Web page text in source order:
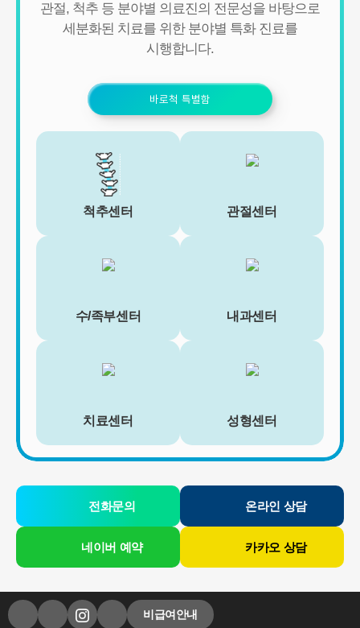
관절, 척추 등 분야별 의료진의 전문성을 바탕으로
세분화된 치료를 위한 분야별 특화 진료를
시행합니다.
바로척 특별함
척추센터 관절센터
수/족부센터 내과센터
치료센터 성형센터
전화문의 온라인 상담
네이버 예약 카카오 상담
비급여안내
- 이벤트 프로모션에 참여하거나 선택형 서비스를 이용하려는 경우
회원의 별도 동의 하에 아래의 정보를 수집할 수 있습니다.
• 휴대전화번호, 전자우편 주소, 주소, 성별, 지역
• 회원의 휴대전화기 주소록 내에 저장된 제3자의 휴대전화번호 (소
3자의 휴대전화번호를 저장하지 않음)
• 신용카드 번호, 휴대전화번호, 상품권 결제 제휴사의 ID 및 비밀번
호 (유료 결제 서비스를 사용하는 회원에 한함)
서비스 이용자가 연세바로척병원의 회원으로서 서비스를 계속 이용
하는 동안 이용자의 개인정보를 계속 보유하며 서비스의 제공 등을
위해 이용합니다. 이용자의 개인정보는 원칙적으로 개인정보의 수집
및 이용목적이 달성되거나 이용자가 직접 삭제, 수정 또는 회원 탈퇴
한 경우에 재생할 수 없는 방법으로 파기합니다.
단, 다음의 정보에 대해서는 아래의 이유로 명시한 기간 동안 보존합
- 상법, 전자상거래 등에서의 소비자보호에 관한 법률 등 관계법령의
로척병원은 보관하는 정보를 그 보관의 목적으로만 이용하며 보존기
간은 아래와 같습니다.
회원가입을 탈퇴하거나 회원에서 제명된 때에 파기. 다만, 수집목적
- 소비자의 불만 또는 분쟁처리에 관한 기록 : 3년 (전자상거래 등에
서의 소비자보호에 관한 법률)
용 및 보호에 관한 법률)
- 웹사이트 방문에 관한 기록 : 3개월 (통신비밀보호법)
[상담신청정보]
수집일로부터 5년 혹은 상담 목적 달성시까지. 다만, 수집목적 또는
제공받은 목적이 달성된 경우에도 상법 등 법령의 규정에 의하여 보
다.
- 소비자의 불만 또는 분쟁처리에 관한 기록 : 3년 (전자상거래 등에
서의 소비자보호에 관한 법률)